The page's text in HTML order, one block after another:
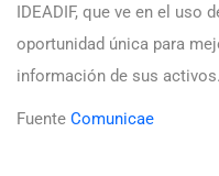
IDEADIF, que ve en el uso
oportunidad única para
información de sus activos.
Fuente Comunicae